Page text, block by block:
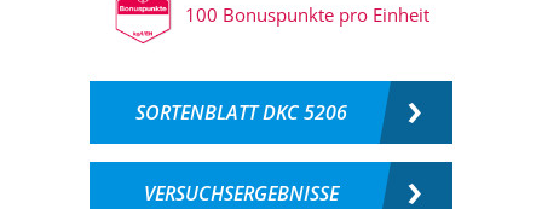
100 Bonuspunkte pro Einheit
SORTENBLATT DKC 5206
VERSUCHSERGEBNISSE